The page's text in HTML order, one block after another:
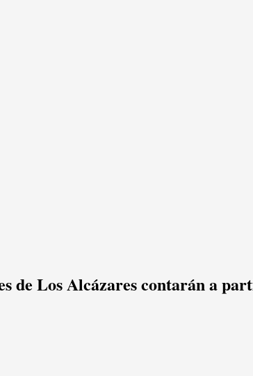
de Los Alcázares contarán a